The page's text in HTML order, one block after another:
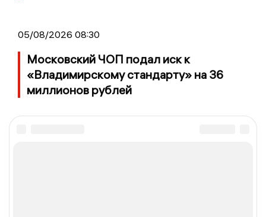
05/08/2026 08:30
Московский ЧОП подал иск к
«Владимирскому стандарту» на 36
миллионов рублей